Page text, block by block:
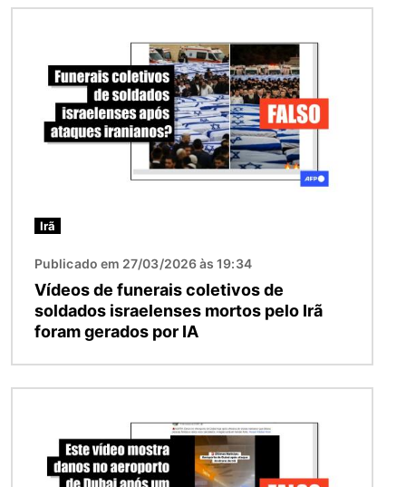
Irã
Publicado em 27/03/2026 às 19:34
Vídeos de funerais coletivos de
soldados israelenses mortos pelo Irã
foram gerados por IA